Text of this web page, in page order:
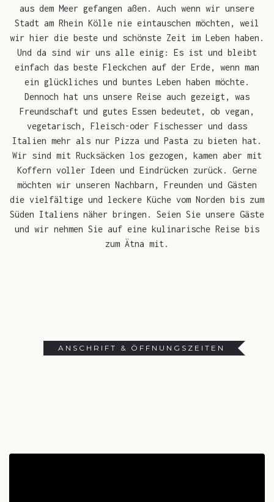
aus dem Meer gefangen aßen. Auch wenn wir unsere
Stadt am Rhein Kölle nie eintauschen möchten, weil
wir hier die beste und schönste Zeit im Leben haben.
Und da sind wir uns alle einig: Es ist und bleibt
einfach das beste Fleckchen auf der Erde, wenn man
ein glückliches und buntes Leben haben möchte.
Dennoch hat uns unsere Reise auch gezeigt, was
Freundschaft und gutes Essen bedeutet, ob vegan,
vegetarisch, Fleisch-oder Fischesser und dass
Italien mehr als nur Pizza und Pasta zu bieten hat.
Wir sind mit Rucksäcken los gezogen, kamen aber mit
Koffern voller Ideen und Eindrücken zurück. Gerne
möchten wir unseren Nachbarn, Freunden und Gästen
die vielfältige und leckere Küche vom Norden bis zum
Süden Italiens näher bringen. Seien Sie unsere Gäste
und wir nehmen Sie auf eine kulinarische Reise bis
zum Ätna mit.
ANSCHRIFT & ÖFFNUNGSZEITEN